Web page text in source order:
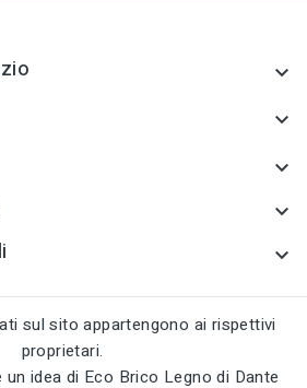





sul sito appartengono ai rispettivi
proprietari.
un idea di Eco Brico Legno di Dante